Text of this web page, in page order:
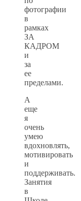
фотографии
в
рамках
ЗА
КАДРОМ
и
за
ее
пределами.
А
еще
я
очень
умею
вдохновлять,
мотивировать
и
поддерживать.
Занятия
в